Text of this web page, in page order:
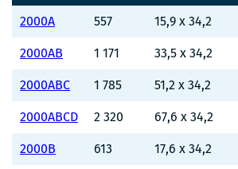
2000A 557 15,9 x 34,2
2000AB 1 171 33,5 x 34,2
2000ABC 1 785 51,2 x 34,2
2000ABCD 2 320 67,6 x 34,2
2000B 613 17,6 x 34,2